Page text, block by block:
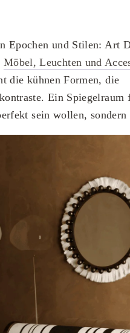
Epochen und Stilen: Art
Möbel, Leuchten und
die kühnen Formen, die
Ein Spiegelraum
sein wollen, sondern